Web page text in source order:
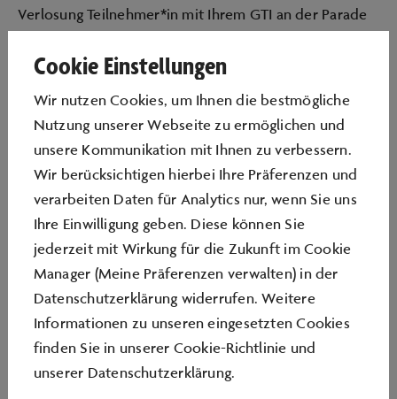
Verlosung Teilnehmer*in mit Ihrem GTI an der Parade
Bitte beachten: Pro Package können Sie sich mit einem
Fahrzeug anmelden. Bei mehreren Package Buchungen
über eine Buchungsnummer können auch mehrere
Fahrzeuge angemeldet werden. Eine Unterscheidung
der Reservierung erfolgt dann anhand des
Fahrzeugmodells und des Kennzeichens.
Es gelten die untenstehenden Bedingungen zur
Teilnahme an der Veranstaltung.
Sollten Sie Probleme beim Absenden des Formulars
haben, können Sie auch per E-Mail an
info@autostadt.deteilnehmen. Senden Sie uns dazu
Cookie Einstellungen
Wir nutzen Cookies, um Ihnen die bestmögliche
Nutzung unserer Webseite zu ermöglichen und
unsere Kommunikation mit Ihnen zu verbessern.
Wir berücksichtigen hierbei Ihre Präferenzen und
verarbeiten Daten für Analytics nur, wenn Sie uns
Ihre Einwilligung geben. Diese können Sie
jederzeit mit Wirkung für die Zukunft im Cookie
Manager (Meine Präferenzen verwalten) in der
Datenschutzerklärung widerrufen. Weitere
Informationen zu unseren eingesetzten Cookies
finden Sie in unserer Cookie-Richtlinie und
unserer Datenschutzerklärung.